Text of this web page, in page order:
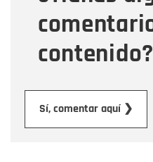
contenido?
Sí, comentar aquí ❯